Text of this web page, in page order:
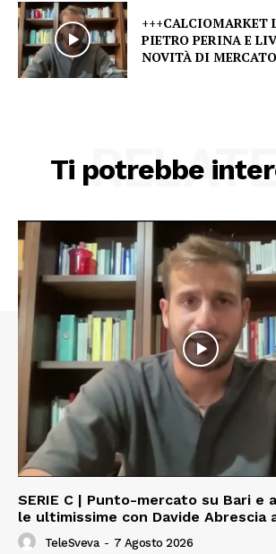
+++CALCIOMARKET
PIETRO PERINA E
NOVITÀ DI
Ti potrebbe
SERIE C | Punto-mercato su Bari e
le ultimissime con Davide Abrescia
TeleSveva - 7 Agosto 2026